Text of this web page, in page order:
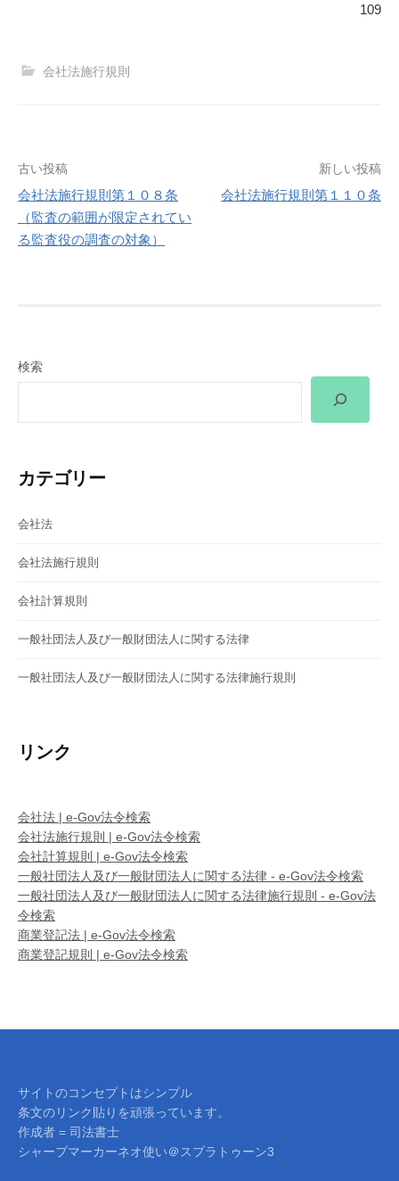
109
会社法施行規則
投
稿
ナ
ー
ン
古い投稿
会社法施行規則第１０８条
（監査の範囲が限定されてい
る監査役の調査の対象）
新しい投稿
会社法施行規則第１１０条
検索
カテゴリー
会社法
会社法施行規則
会社計算規則
一般社団法人及び一般財団法人に関する法律
一般社団法人及び一般財団法人に関する法律施行規則
リンク
会社法 | e-Gov法令検索
会社法施行規則 | e-Gov法令検索
会社計算規則 | e-Gov法令検索
一般社団法人及び一般財団法人に関する法律 - e-Gov法令検索
一般社団法人及び一般財団法人に関する法律施行規則 - e-Gov法
令検索
商業登記法 | e-Gov法令検索
商業登記規則 | e-Gov法令検索
サイトのコンセプトはシンプル
条文のリンク貼りを頑張っています。
作成者 = 司法書士
シャープマーカーネオ使い＠スプラトゥーン3